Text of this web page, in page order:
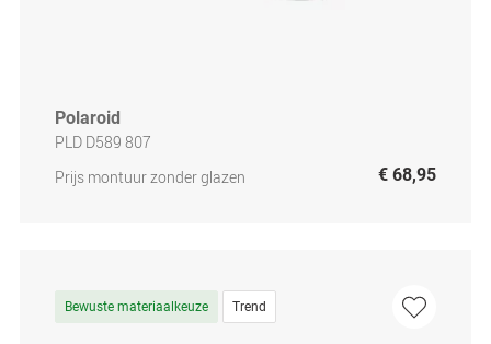
Polaroid
PLD D589 807
Prijs montuur zonder glazen
€ 68,95
Bewuste materiaalkeuze Trend